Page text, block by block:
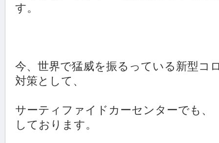
す。
今、世界で猛威を振るっている新型コ
対策として、
サーティファイドカーセンターでも、
しております。